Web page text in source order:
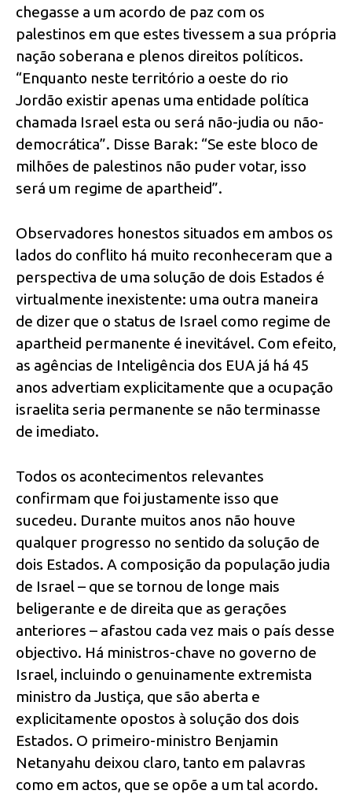
chegasse a um acordo de paz com os
palestinos em que estes tivessem a sua própria
nação soberana e plenos direitos políticos.
“Enquanto neste território a oeste do rio
Jordão existir apenas uma entidade política
chamada Israel esta ou será não-judia ou não-
democrática”. Disse Barak: “Se este bloco de
milhões de palestinos não puder votar, isso
será um regime de apartheid”.
Observadores honestos situados em ambos os
lados do conflito há muito reconheceram que a
perspectiva de uma solução de dois Estados é
virtualmente inexistente: uma outra maneira
de dizer que o status de Israel como regime de
apartheid permanente é inevitável. Com efeito,
as agências de Inteligência dos EUA já há 45
anos advertiam explicitamente que a ocupação
israelita seria permanente se não terminasse
de imediato.
Todos os acontecimentos relevantes
confirmam que foi justamente isso que
sucedeu. Durante muitos anos não houve
qualquer progresso no sentido da solução de
dois Estados. A composição da população judia
de Israel – que se tornou de longe mais
beligerante e de direita que as gerações
anteriores – afastou cada vez mais o país desse
objectivo. Há ministros-chave no governo de
Israel, incluindo o genuinamente extremista
ministro da Justiça, que são aberta e
explicitamente opostos à solução dos dois
Estados. O primeiro-ministro Benjamin
Netanyahu deixou claro, tanto em palavras
como em actos, que se opõe a um tal acordo.